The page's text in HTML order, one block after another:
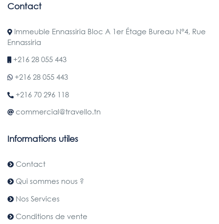
Contact
Immeuble Ennassiria Bloc A 1er Étage Bureau N°4, Rue
Ennassiria
+216 28 055 443
+216 28 055 443
+216 70 296 118
commercial@travello.tn
Informations utiles
Contact
Qui sommes nous ?
Nos Services
Conditions de vente